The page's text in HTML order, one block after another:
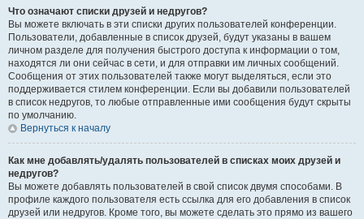
Что означают списки друзей и недругов?
Вы можете включать в эти списки других пользователей конференции.
Пользователи, добавленные в список друзей, будут указаны в вашем
личном разделе для получения быстрого доступа к информации о том,
находятся ли они сейчас в сети, и для отправки им личных сообщений.
Сообщения от этих пользователей также могут выделяться, если это
поддерживается стилем конференции. Если вы добавили пользователей
в список недругов, то любые отправленные ими сообщения будут скрыты
по умолчанию.
Вернуться к началу
Как мне добавлять/удалять пользователей в списках моих друзей и
недругов?
Вы можете добавлять пользователей в свой список двумя способами. В
профиле каждого пользователя есть ссылка для его добавления в список
друзей или недругов. Кроме того, вы можете сделать это прямо из вашего